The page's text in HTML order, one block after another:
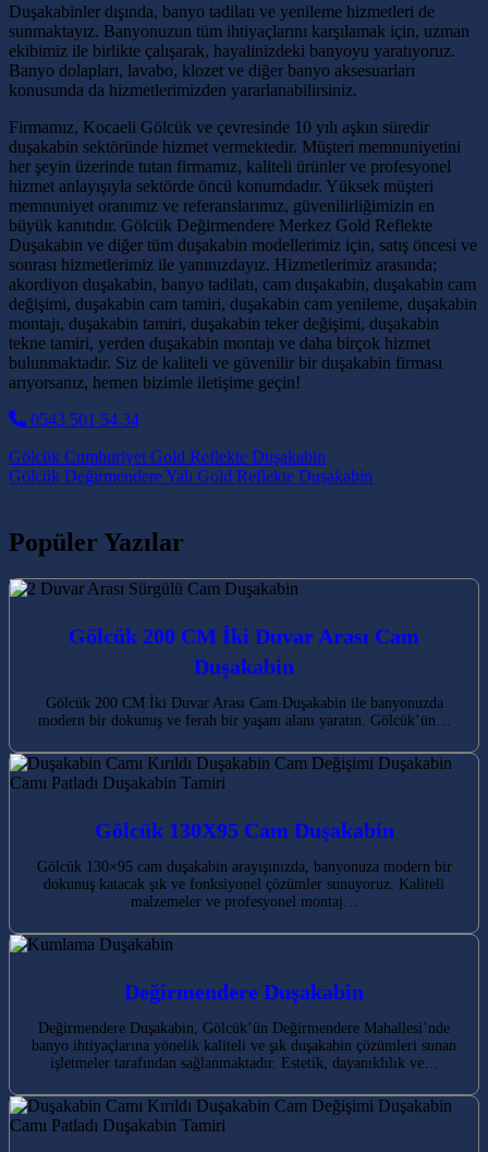
Duşakabinler dışında, banyo tadilatı ve yenileme hizmetleri de
sunmaktayız. Banyonuzun tüm ihtiyaçlarını karşılamak için, uzman
ekibimiz ile birlikte çalışarak, hayalinizdeki banyoyu yaratıyoruz.
Banyo dolapları, lavabo, klozet ve diğer banyo aksesuarları
konusunda da hizmetlerimizden yararlanabilirsiniz.
Firmamız, Kocaeli Gölcük ve çevresinde 10 yılı aşkın süredir
duşakabin sektöründe hizmet vermektedir. Müşteri memnuniyetini
her şeyin üzerinde tutan firmamız, kaliteli ürünler ve profesyonel
hizmet anlayışıyla sektörde öncü konumdadır. Yüksek müşteri
memnuniyet oranımız ve referanslarımız, güvenilirliğimizin en
büyük kanıtıdır. Gölcük Değirmendere Merkez Gold Reflekte
Duşakabin ve diğer tüm duşakabin modellerimiz için, satış öncesi ve
sonrası hizmetlerimiz ile yanınızdayız. Hizmetlerimiz arasında;
akordiyon duşakabin, banyo tadilatı, cam duşakabin, duşakabin cam
değişimi, duşakabin cam tamiri, duşakabin cam yenileme, duşakabin
montajı, duşakabin tamiri, duşakabin teker değişimi, duşakabin
tekne tamiri, yerden duşakabin montajı ve daha birçok hizmet
bulunmaktadır. Siz de kaliteli ve güvenilir bir duşakabin firması
arıyorsanız, hemen bizimle iletişime geçin!
0543 501 54 34
Post navigation
Gölcük Cumhuriyet Gold Reflekte Duşakabin
Gölcük Değirmendere Yalı Gold Reflekte Duşakabin
Popüler Yazılar
Gölcük 200 CM İki Duvar Arası Cam
Duşakabin
Gölcük 200 CM İki Duvar Arası Cam Duşakabin ile banyonuzda
modern bir dokunuş ve ferah bir yaşam alanı yaratın. Gölcük’ün…
Gölcük 130X95 Cam Duşakabin
Gölcük 130×95 cam duşakabin arayışınızda, banyonuza modern bir
dokunuş katacak şık ve fonksiyonel çözümler sunuyoruz. Kaliteli
malzemeler ve profesyonel montaj…
Değirmendere Duşakabin
Değirmendere Duşakabin, Gölcük’ün Değirmendere Mahallesi’nde
banyo ihtiyaçlarına yönelik kaliteli ve şık duşakabin çözümleri sunan
işletmeler tarafından sağlanmaktadır. Estetik, dayanıklılık ve…